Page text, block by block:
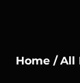
Home / All